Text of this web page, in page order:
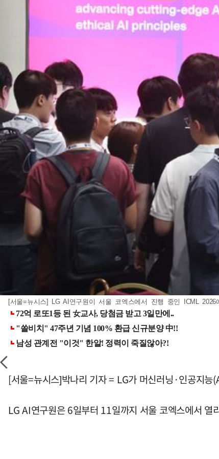
[서울=뉴시스] LG AI연구원이 서울 코엑스에서 진행 중인 ICML
[서울=뉴시스]박나리 기자 = LG가 머신러닝·인공지
LG AI연구원은 6일부터 11일까지 서울 코엑스에서